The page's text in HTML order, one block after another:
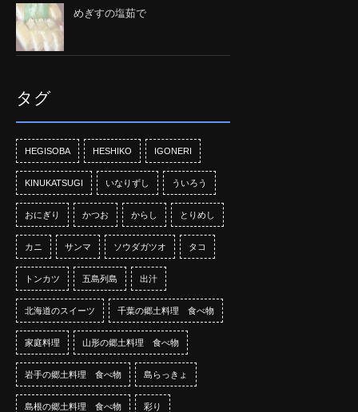
めぎすの塩茹で
タグ
HEGISOBA HESHIKO IGONERI
KINUKATSUGI いなりずし ういろう
おにぎり かつお からし とりめし
カニ サンマ ソウダガツオ タコ
トンカツ 五島列島 出汁
北海道のスイーツ 千葉の郷土料理 食べ物
家庭料理 山形の郷土料理 食べ物
岩手の郷土料理 食べ物 島らっきょ
島根の郷土料理 食べ物 彩り